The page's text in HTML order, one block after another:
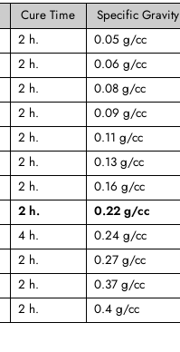
Cure Time Specific Gravity
2 h. 0.05 g/cc
2 h. 0.06 g/cc
2 h. 0.08 g/cc
2 h. 0.09 g/cc
2 h. 0.11 g/cc
2 h. 0.13 g/cc
2 h. 0.16 g/cc
2 h. 0.22 g/cc
4 h. 0.24 g/cc
2 h. 0.27 g/cc
2 h. 0.37 g/cc
2 h. 0.4 g/cc